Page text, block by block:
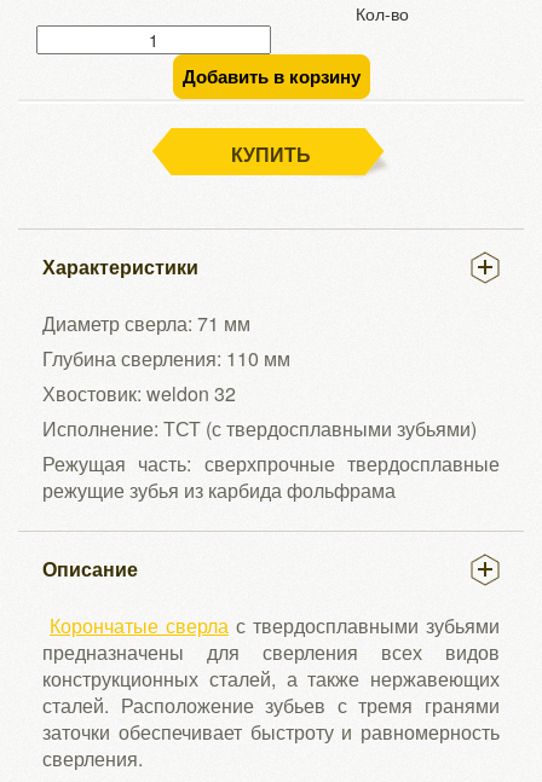
Кол-во
Добавить в корзину
КУПИТЬ
Характеристики
Диаметр сверла: 71 мм
Глубина сверления: 110 мм
Хвостовик: weldon 32
Исполнение: ТСТ (с твердосплавными зубьями)
Режущая часть: сверхпрочные твердосплавные
режущие зубья из карбида фольфрама
Описание
Корончатые сверла с твердосплавными зубьями
предназначены для сверления всех видов
конструкционных сталей, а также нержавеющих
сталей. Расположение зубьев с тремя гранями
заточки обеспечивает быстроту и равномерность
сверления.